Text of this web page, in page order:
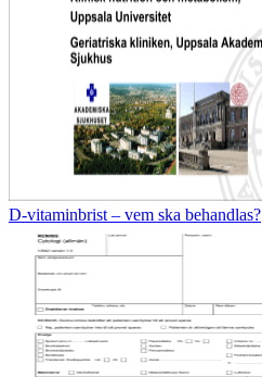
D-vitaminbrist – vem ska behandlas?